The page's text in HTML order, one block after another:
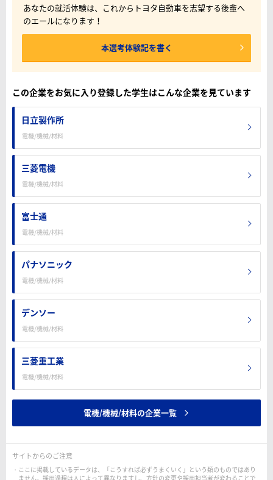
あなたの就活体験は、これからトヨタ自動車を志望する後輩へ
のエールになります！
本選考体験記を書く
この企業をお気に入り登録した学生はこんな企業を見ています
日立製作所
電機/機械/材料
三菱電機
電機/機械/材料
富士通
電機/機械/材料
パナソニック
電機/機械/材料
デンソー
電機/機械/材料
三菱重工業
電機/機械/材料
電機/機械/材料の企業一覧
サイトからのご注意
ここに掲載しているデータは、「こうすれば必ずうまくいく」という類のものではあり
ません。採用過程は人によって異なりますし、方針の変更や採用担当者が変わることで